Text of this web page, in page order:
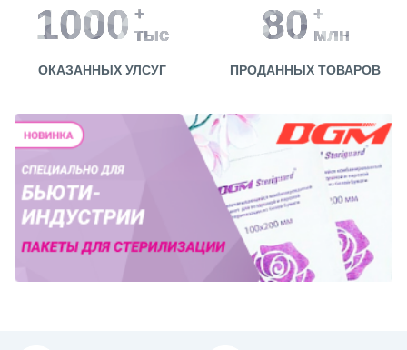
1000 +
тыс
ОКАЗАННЫХ УЛСУГ
80 +
млн
ПРОДАННЫХ ТОВАРОВ